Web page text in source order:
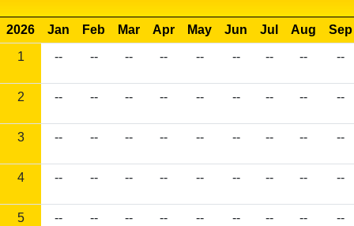
2026 Jan Feb Mar Apr May Jun Jul Aug
Sep
1
-- -- -- -- -- -- -- -- --
2 -- -- -- -- -- -- -- -- --
3 -- -- -- -- -- -- -- -- --
4 -- -- -- -- -- -- -- -- --
5 -- -- -- -- -- -- -- -- --